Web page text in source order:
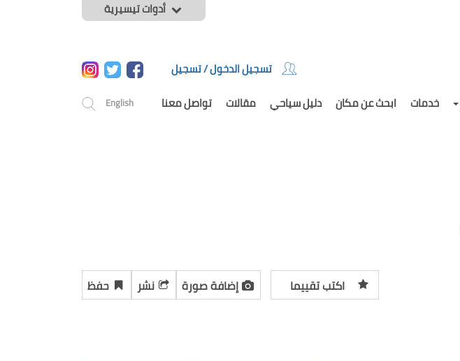
أدوات تيسيرية
تسجيل الدخول / تسجيل
English خدمات ابحث عن مكان دليل سياحي مقالات تواصل معنا
اكتب تقييما إضافة صورة نشر حفظ